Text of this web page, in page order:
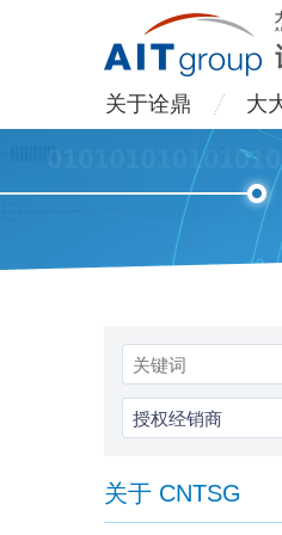
关于诠鼎 大
授权经销商
关于 CNTSG